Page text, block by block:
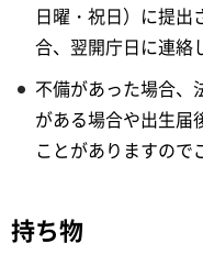
日曜・祝日）に提出
合、翌開庁日に連絡
不備があった場合、
がある場合や出生届
ことがありますので
持ち物